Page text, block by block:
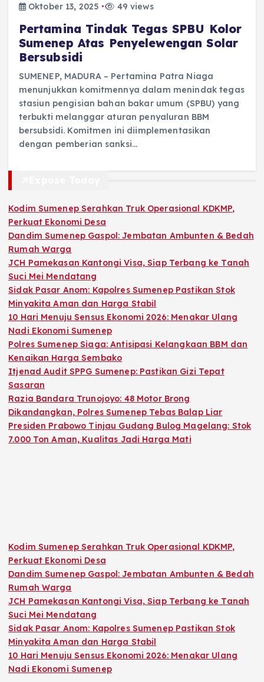
Oktober 13, 2025
49 views
Pertamina Tindak Tegas SPBU Kolor
Sumenep Atas Penyelewengan Solar
Bersubsidi
SUMENEP, MADURA – Pertamina Patra Niaga
menunjukkan komitmennya dalam menindak tegas
stasiun pengisian bahan bakar umum (SPBU) yang
terbukti melanggar aturan penyaluran BBM
bersubsidi. Komitmen ini diimplementasikan
dengan pemberian sanksi…
Kodim Sumenep Serahkan Truk Operasional KDKMP,
Perkuat Ekonomi Desa
Dandim Sumenep Gaspol: Jembatan Ambunten & Bedah
Rumah Warga
JCH Pamekasan Kantongi Visa, Siap Terbang ke Tanah
Suci Mei Mendatang
Sidak Pasar Anom: Kapolres Sumenep Pastikan Stok
Minyakita Aman dan Harga Stabil
10 Hari Menuju Sensus Ekonomi 2026: Menakar Ulang
Nadi Ekonomi Sumenep
Polres Sumenep Siaga: Antisipasi Kelangkaan BBM dan
Kenaikan Harga Sembako
Itjenad Audit SPPG Sumenep: Pastikan Gizi Tepat
Sasaran
Razia Bandara Trunojoyo: 48 Motor Brong
Dikandangkan, Polres Sumenep Tebas Balap Liar
Presiden Prabowo Tinjau Gudang Bulog Magelang: Stok
7.000 Ton Aman, Kualitas Jadi Harga Mati
Kodim Sumenep Serahkan Truk Operasional KDKMP,
Perkuat Ekonomi Desa
Dandim Sumenep Gaspol: Jembatan Ambunten & Bedah
Rumah Warga
JCH Pamekasan Kantongi Visa, Siap Terbang ke Tanah
Suci Mei Mendatang
Sidak Pasar Anom: Kapolres Sumenep Pastikan Stok
Minyakita Aman dan Harga Stabil
10 Hari Menuju Sensus Ekonomi 2026: Menakar Ulang
Nadi Ekonomi Sumenep